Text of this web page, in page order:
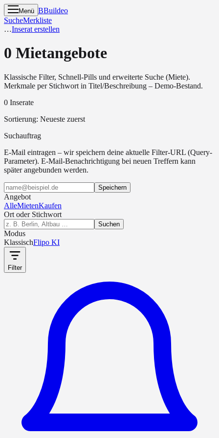
Menü BBuildeo
SucheMerkliste
…Inserat erstellen
0 Mietangebote
Klassische Filter, Schnell-Pills und erweiterte Suche (Miete).
Merkmale per Stichwort in Titel/Beschreibung – Demo-Bestand.
0 Inserate
Sortierung: Neueste zuerst
Suchauftrag
E-Mail eintragen – wir speichern deine aktuelle Filter-URL (Query-
Parameter). E-Mail-Benachrichtigung bei neuen Treffern kann
später angebunden werden.
Speichern
Angebot
AlleMietenKaufen
Ort oder Stichwort
Suchen
Modus
KlassischFlipo KI
Filter